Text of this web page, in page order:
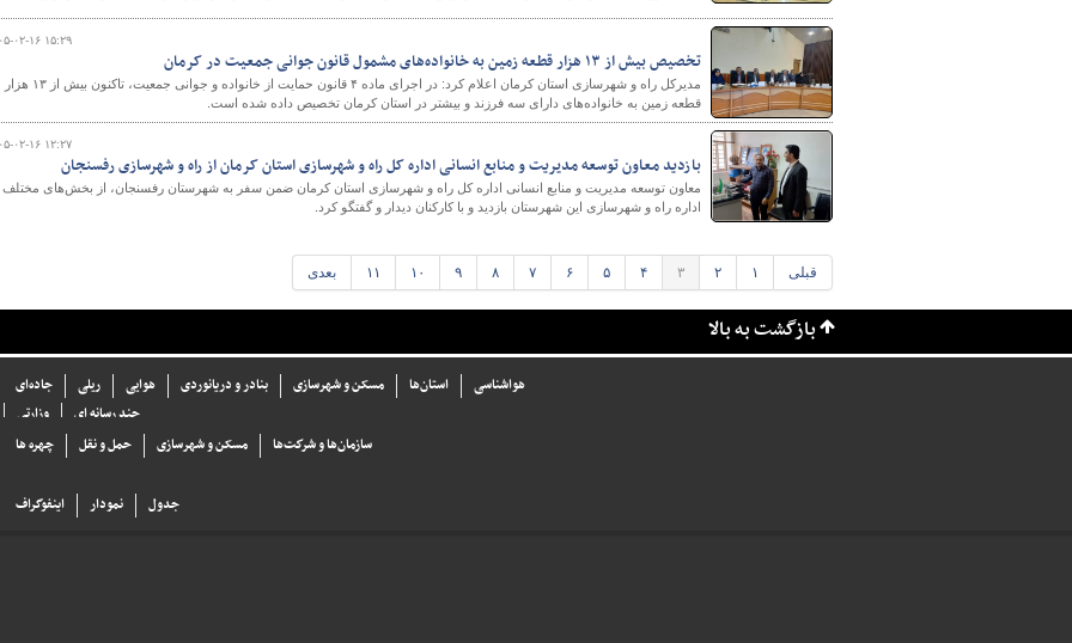
۱۴۰۵-۰۲-۱۶
تخصیص بیش از ۱۳ هزار قطعه زمین به خانواده‌های مشمول قانون جوانی جمعیت در کرمان
مدیرکل راه و شهرسازی استان کرمان اعلام کرد: در اجرای ماده ۴ قانون حمایت از خانواده و جوانی جمعیت، تاکنون بیش از ۱۳ هزار
قطعه زمین به خانواده‌های دارای سه فرزند و بیشتر در استان کرمان تخصیص داده شده است.
۱۴۰۵-۰۲-۱۶
بازدید معاون توسعه مدیریت و منابع انسانی اداره کل راه و شهرسازی استان کرمان از راه و شهرسازی رفسنجان
معاون توسعه مدیریت و منابع انسانی اداره کل راه و شهرسازی استان کرمان ضمن سفر به شهرستان رفسنجان، از بخش‌های مختلف
اداره راه و شهرسازی این شهرستان بازدید و با کارکنان دیدار و گفتگو کرد.
قبلی ۱ ۲ ۳ ۴ ۵ ۶ ۷ ۸ ۹ ۱۰ ۱۱ بعدی
بازگشت به بالا
جاده‌ای ریلی هوایی بنادر و دریانوردی مسکن و شهرسازی استان‌ها
هواشناسی
وزارتی
چند رسانه ای
چهره ها حمل و نقل مسکن و شهرسازی سازما‌ن‌ها و شركت‌ها
اینفوگراف نمودار جدول